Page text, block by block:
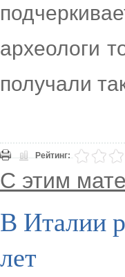
археологи
получали
Рейтинг:
С этим
В Италии
лет